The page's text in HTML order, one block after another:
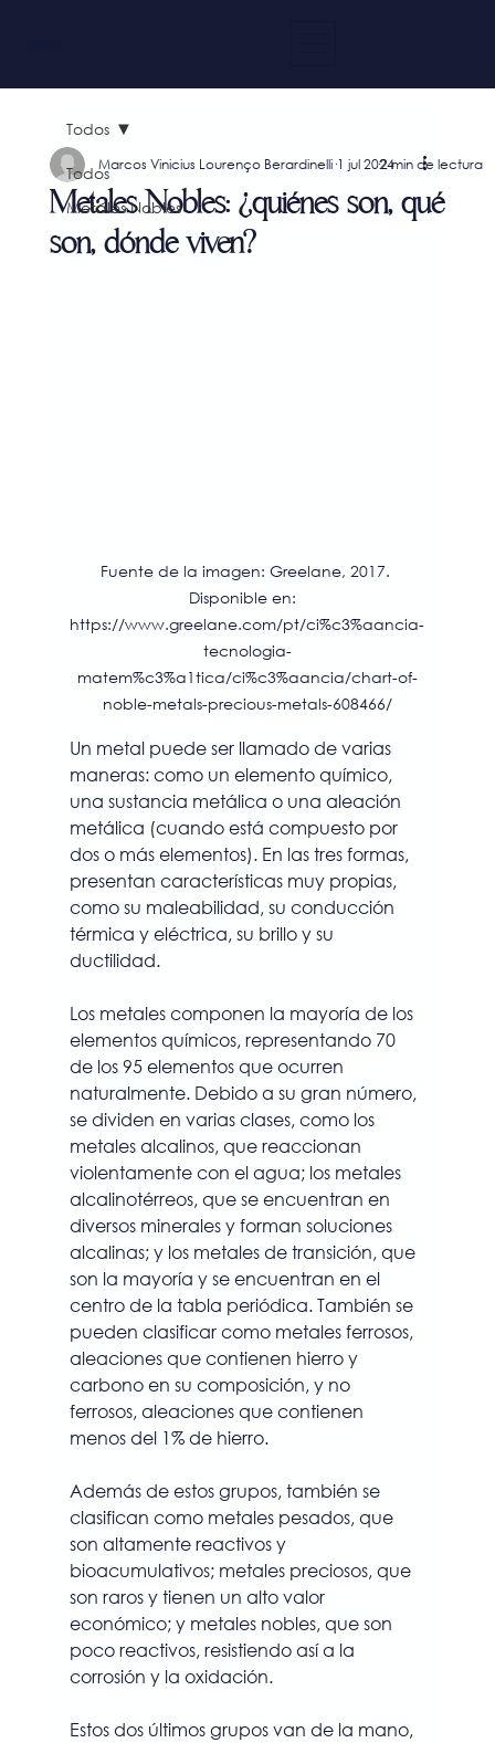
Todos
Metales Nobles
Todos
Metales Nobles: ¿quiénes son, qué
son, dónde viven?
Marcos Vinicius Lourenço Berardinelli 1 jul 20242 min de lectura
Fuente de la imagen: Greelane, 2017.
Disponible en:
https://www.greelane.com/pt/ci%c3%aancia-
tecnologia-
matem%c3%a1tica/ci%c3%aancia/chart-of-
noble-metals-precious-metals-608466/
Un metal puede ser llamado de varias
maneras: como un elemento químico,
una sustancia metálica o una aleación
metálica (cuando está compuesto por
dos o más elementos). En las tres formas,
presentan características muy propias,
como su maleabilidad, su conducción
térmica y eléctrica, su brillo y su
ductilidad.
Los metales componen la mayoría de los
elementos químicos, representando 70
de los 95 elementos que ocurren
naturalmente. Debido a su gran número,
se dividen en varias clases, como los
metales alcalinos, que reaccionan
violentamente con el agua; los metales
alcalinotérreos, que se encuentran en
diversos minerales y forman soluciones
alcalinas; y los metales de transición, que
son la mayoría y se encuentran en el
centro de la tabla periódica. También se
pueden clasificar como metales ferrosos,
aleaciones que contienen hierro y
carbono en su composición, y no
ferrosos, aleaciones que contienen
menos del 1% de hierro.
Además de estos grupos, también se
clasifican como metales pesados, que
son altamente reactivos y
bioacumulativos; metales preciosos, que
son raros y tienen un alto valor
económico; y metales nobles, que son
poco reactivos, resistiendo así a la
corrosión y la oxidación.
Estos dos últimos grupos van de la mano,